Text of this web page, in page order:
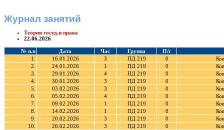
Журнал занятий
Теория госуд.и права
22.06.2026
№ п.п Дата Час Группа
П/г
1.
16.01.2026 3 ПД 219 0
2.
24.01.2026 1 ПД 219 0
3.
29.01.2026 4 ПД 219 0
4.
30.01.2026 3 ПД 219 0
5.
03.02.2026 3 ПД 219 0
6.
05.02.2026 4 ПД 219 0
7.
09.02.2026 1 ПД 219 0
8.
14.02.2026 1 ПД 219 0
9.
20.02.2026 3 ПД 219 0
10.
26.02.2026 3 ПД 219 0